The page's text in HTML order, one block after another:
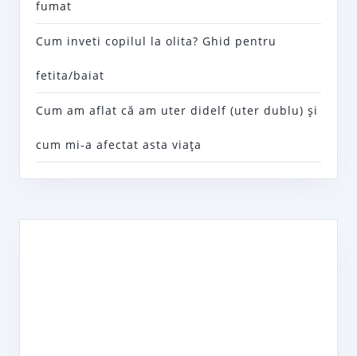
fumat
Cum inveti copilul la olita? Ghid pentru
fetita/baiat
Cum am aflat că am uter didelf (uter dublu) şi
cum mi-a afectat asta viaţa